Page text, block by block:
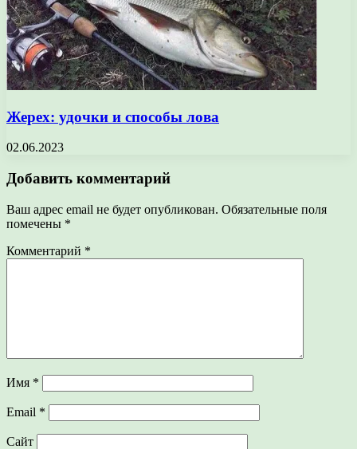
Жерех: удочки и способы лова
02.06.2023
Добавить комментарий
Ваш адрес email не будет опубликован. Обязательные поля
помечены *
Комментарий *
Имя *
Email *
Сайт